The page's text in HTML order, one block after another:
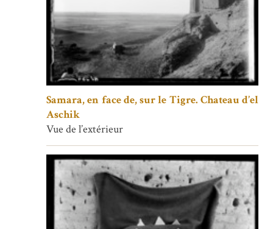
Samara, en face de, sur le Tigre. Chateau d’el
Aschik
Vue de l’extérieur